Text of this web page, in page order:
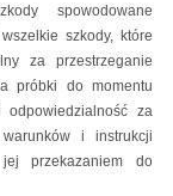
spowodowane
szkody, które
za przestrzeganie
próbki do momentu
za
i instrukcji
przekazaniem do